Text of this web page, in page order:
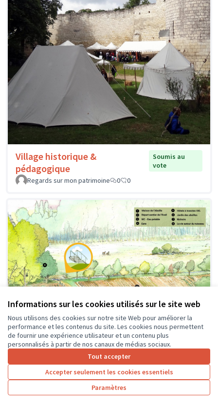
Informations sur les cookies utilisés sur le site web
Nous utilisons des cookies sur notre site Web pour améliorer la
performance et les contenus du site. Les cookies nous permettent
de fournir une expérience utilisateur et un contenu plus
personnalisés à partir de nos canaux de médias sociaux.
Tout accepter
Accepter seulement les cookies essentiels
Paramètres
Village historique &
pédagogique
Soumis au
vote
Regards sur mon patrimoine
0 0
Création d'une passerelle
Pageard
0 4